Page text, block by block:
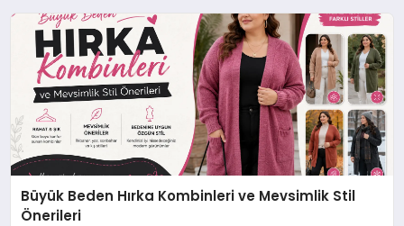
Büyük Beden Hırka Kombinleri ve Mevsimlik Stil
Önerileri